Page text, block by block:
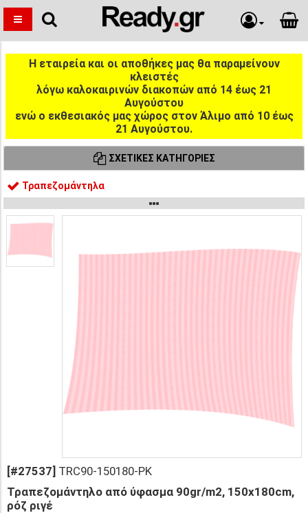
Η εταιρεία και οι αποθήκες μας θα παραμείνουν
κλειστές
λόγω καλοκαιρινών διακοπών από 14 έως 21
Αυγούστου
ενώ ο εκθεσιακός μας χώρος στον Άλιμο από 10 έως
21 Αυγούστου.
ΣΧΕΤΙΚΈΣ ΚΑΤΗΓΟΡΊΕΣ
Τραπεζομάντηλα
[#27537] TRC90-150180-PK
Τραπεζομάντηλο από ύφασμα 90gr/m2, 150x180cm,
ρόζ ριγέ